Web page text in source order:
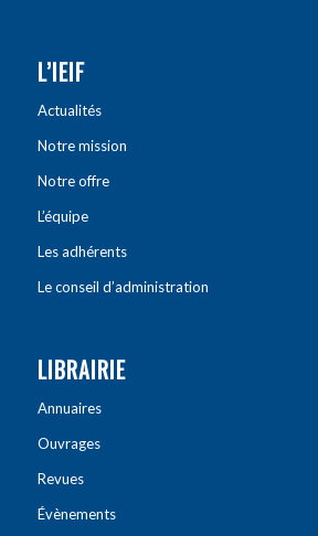
L’IEIF
Actualités
Notre mission
Notre offre
L’équipe
Les adhérents
Le conseil d’administration
LIBRAIRIE
Annuaires
Ouvrages
Revues
Évènements